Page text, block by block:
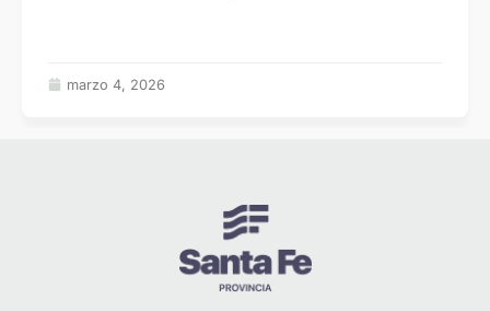
marzo 4, 2026